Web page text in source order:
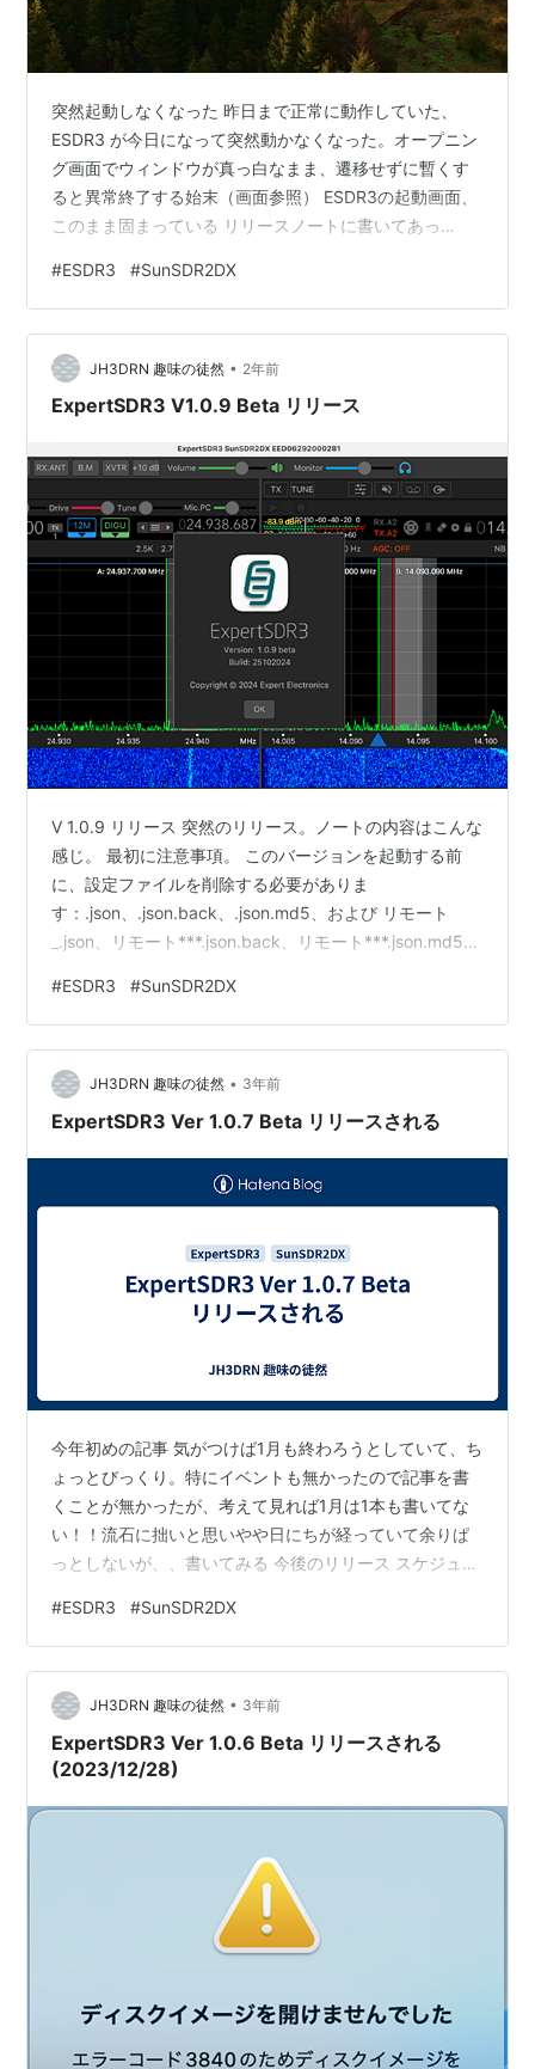
突然起動しなくなった 昨日まで正常に動作していた、
ESDR3 が今日になって突然動かなくなった。オープニン
グ画面でウィンドウが真っ白なまま、遷移せずに暫くす
ると異常終了する始末（画面参照） ESDR3の起動画面、
このまま固まっている リリースノートに書いてあっ
ない等のメッセージに従ってファイルを探すが、macに
はそんなファイルは見当たらない。Intelアプリなので
Rosetta2 の異常かと思い、OSを Sequoia に入れ替えて
も現象は同じだった。 クリスマス バグ？？ 試しに
Windows で試したら、こちらは1.…
#ESDR3 #SunSDR2DX
JH3DRN 趣味の徒然 • 2年前
ExpertSDR3 V1.0.9 Beta リリース
V 1.0.9 リリース 突然のリリース。ノートの内容はこんな
感じ。 最初に注意事項。 このバージョンを起動する前
に、設定ファイルを削除する必要がありま
す：.json、.json.back、.json.md5、および リモート
_.json、リモート***.json.back、リモート***.json.md5
ースノート本文は 完全に再設計され、実際にゼロから書
かれています。 すべてのソフトウェア・モジュール間の
制御と同期のモジュール。このモジュールは、ソフトウ
ェアの安定動作の基礎となるものです。 このモジュール
はソフトウェアの安定動作の基…
#ESDR3 #SunSDR2DX
JH3DRN 趣味の徒然 • 3年前
ExpertSDR3 Ver 1.0.7 Beta リリースされる
今年初めの記事 気がつけば1月も終わろうとしていて、ち
ょっとびっくり。特にイベントも無かったので記事を書
くことが無かったが、考えて見れば1月は1本も書いてな
い！！流石に拙いと思いやや日にちが経っていて余りぱ
っとしないが、、書いてみる 今後のリリース スケジュー
と期待していたのだが、リスケとなった様で ”2024/5に
正式版をリリースするよ” とのアナウンスがあった。”何
だ5月まで待つのか” と思っていた矢先の1/12 になんと V
1.0.7 がリリースされた。その前にリリースされた V
1.0.6 はEコーダーが使えなかったのでパスし…
#ESDR3 #SunSDR2DX
JH3DRN 趣味の徒然 • 3年前
ExpertSDR3 Ver 1.0.6 Beta リリースされる
(2023/12/28)